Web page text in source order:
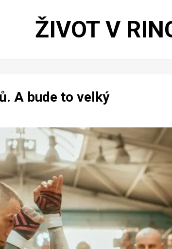
ŽIVOT V
A bude to velký